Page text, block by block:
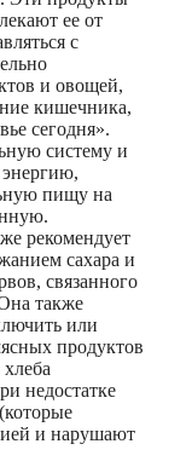
ее от
с
и овощей,
кишечника,
сегодня».
систему и
пищу на
рекомендует
сахара и
связанного
также
или
продуктов
недостатке
и нарушают